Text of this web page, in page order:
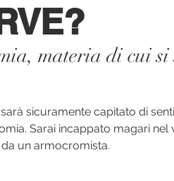
materia di cui
sicuramente capitato di
Sarai incappato magari
un armocromista.